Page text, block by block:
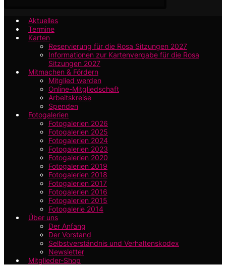
Aktuelles
Termine
Karten
Reservierung für die Rosa Sitzungen 2027
Informationen zur Kartenvergabe für die Rosa
Sitzungen 2027
Mitmachen & Fördern
Mitglied werden
Online-Mitgliedschaft
Arbeitskreise
Spenden
Fotogalerien
Fotogalerien 2026
Fotogalerien 2025
Fotogalerien 2024
Fotogalerien 2023
Fotogalerien 2020
Fotogalerien 2019
Fotogalerien 2018
Fotogalerien 2017
Fotogalerien 2016
Fotogalerien 2015
Fotogalerie 2014
Über uns
Der Anfang
Der Vorstand
Selbstverständnis und Verhaltenskodex
Newsletter
Mitglieder-Shop